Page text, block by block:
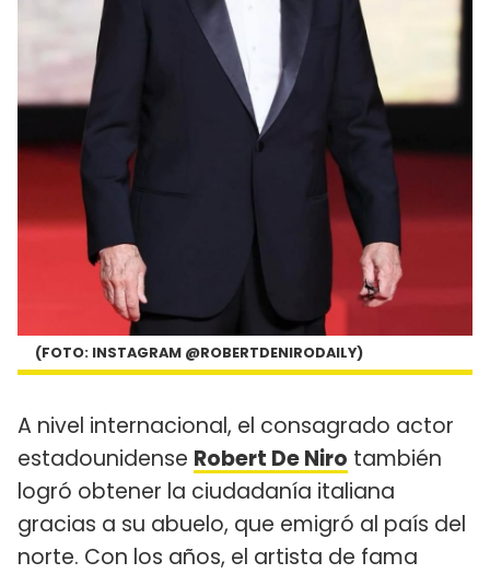
(FOTO: INSTAGRAM @ROBERTDENIRODAILY)
A nivel internacional, el consagrado actor
estadounidense Robert De Niro también
logró obtener la ciudadanía italiana
gracias a su abuelo, que emigró al país del
norte. Con los años, el artista de fama